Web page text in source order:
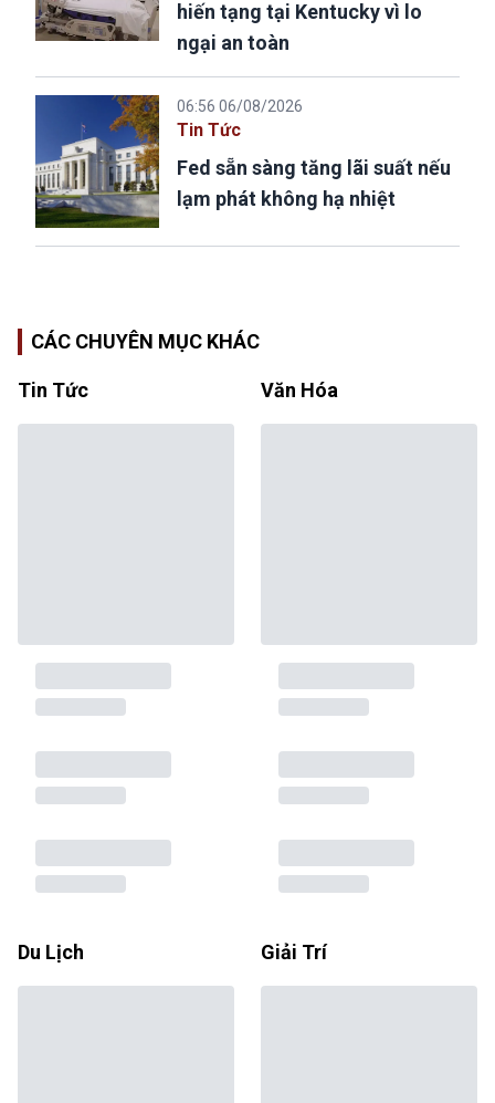
hiến tạng tại Kentucky vì lo
ngại an toàn
06:56 06/08/2026
Tin Tức
Fed sẵn sàng tăng lãi suất nếu
lạm phát không hạ nhiệt
CÁC CHUYÊN MỤC KHÁC
Tin Tức Văn Hóa
Du Lịch Giải Trí